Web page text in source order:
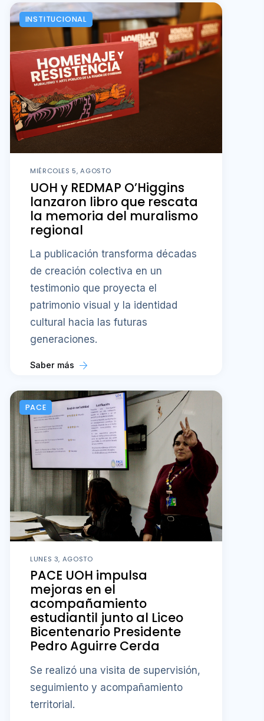
INSTITUCIONAL
MIÉRCOLES 5, AGOSTO
UOH y REDMAP O’Higgins
lanzaron libro que rescata
la memoria del muralismo
regional
La publicación transforma décadas
de creación colectiva en un
testimonio que proyecta el
patrimonio visual y la identidad
cultural hacia las futuras
generaciones.
Saber más
PACE
LUNES 3, AGOSTO
PACE UOH impulsa
mejoras en el
acompañamiento
estudiantil junto al Liceo
Bicentenario Presidente
Pedro Aguirre Cerda
Se realizó una visita de supervisión,
seguimiento y acompañamiento
territorial.